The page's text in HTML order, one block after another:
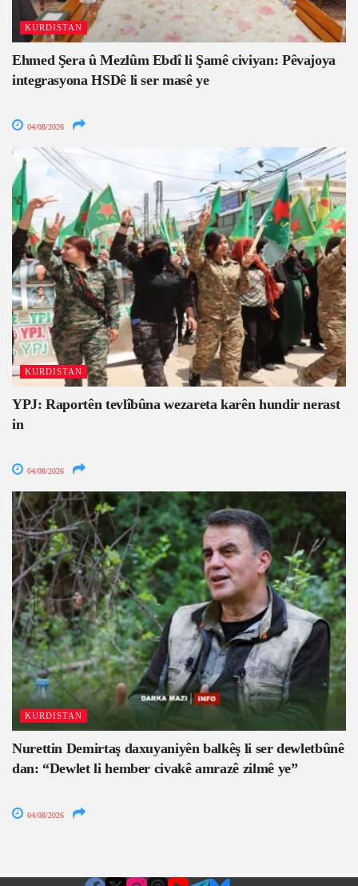
KURDISTAN
Ehmed Şera û Mezlûm Ebdî li Şamê civiyan: Pêvajoya
integrasyona HSDê li ser masê ye
04/08/2026
KURDISTAN
YPJ: Raportên tevlîbûna wezareta karên hundir nerast
in
04/08/2026
KURDISTAN
Nurettin Demirtaş daxuyaniyên balkêş li ser dewletbûnê
dan: “Dewlet li hember civakê amrazê zilmê ye”
04/08/2026